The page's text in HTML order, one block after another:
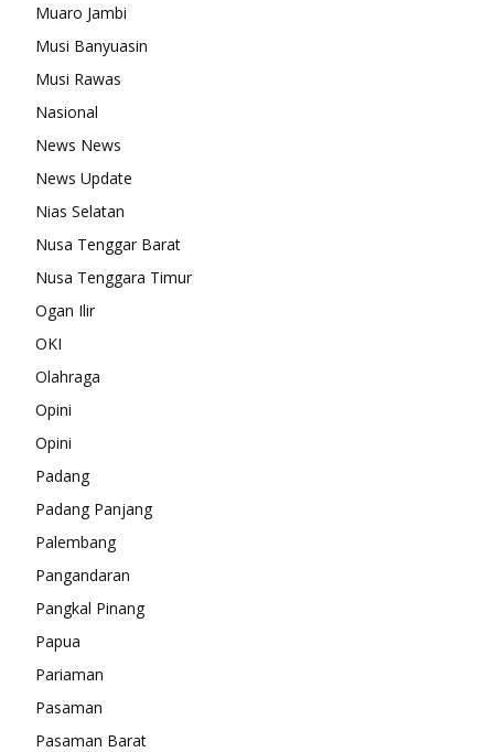
Muaro Jambi
Musi Banyuasin
Musi Rawas
Nasional
News News
News Update
Nias Selatan
Nusa Tenggar Barat
Nusa Tenggara Timur
Ogan Ilir
OKI
Olahraga
Opini
Opini
Padang
Padang Panjang
Palembang
Pangandaran
Pangkal Pinang
Papua
Pariaman
Pasaman
Pasaman Barat